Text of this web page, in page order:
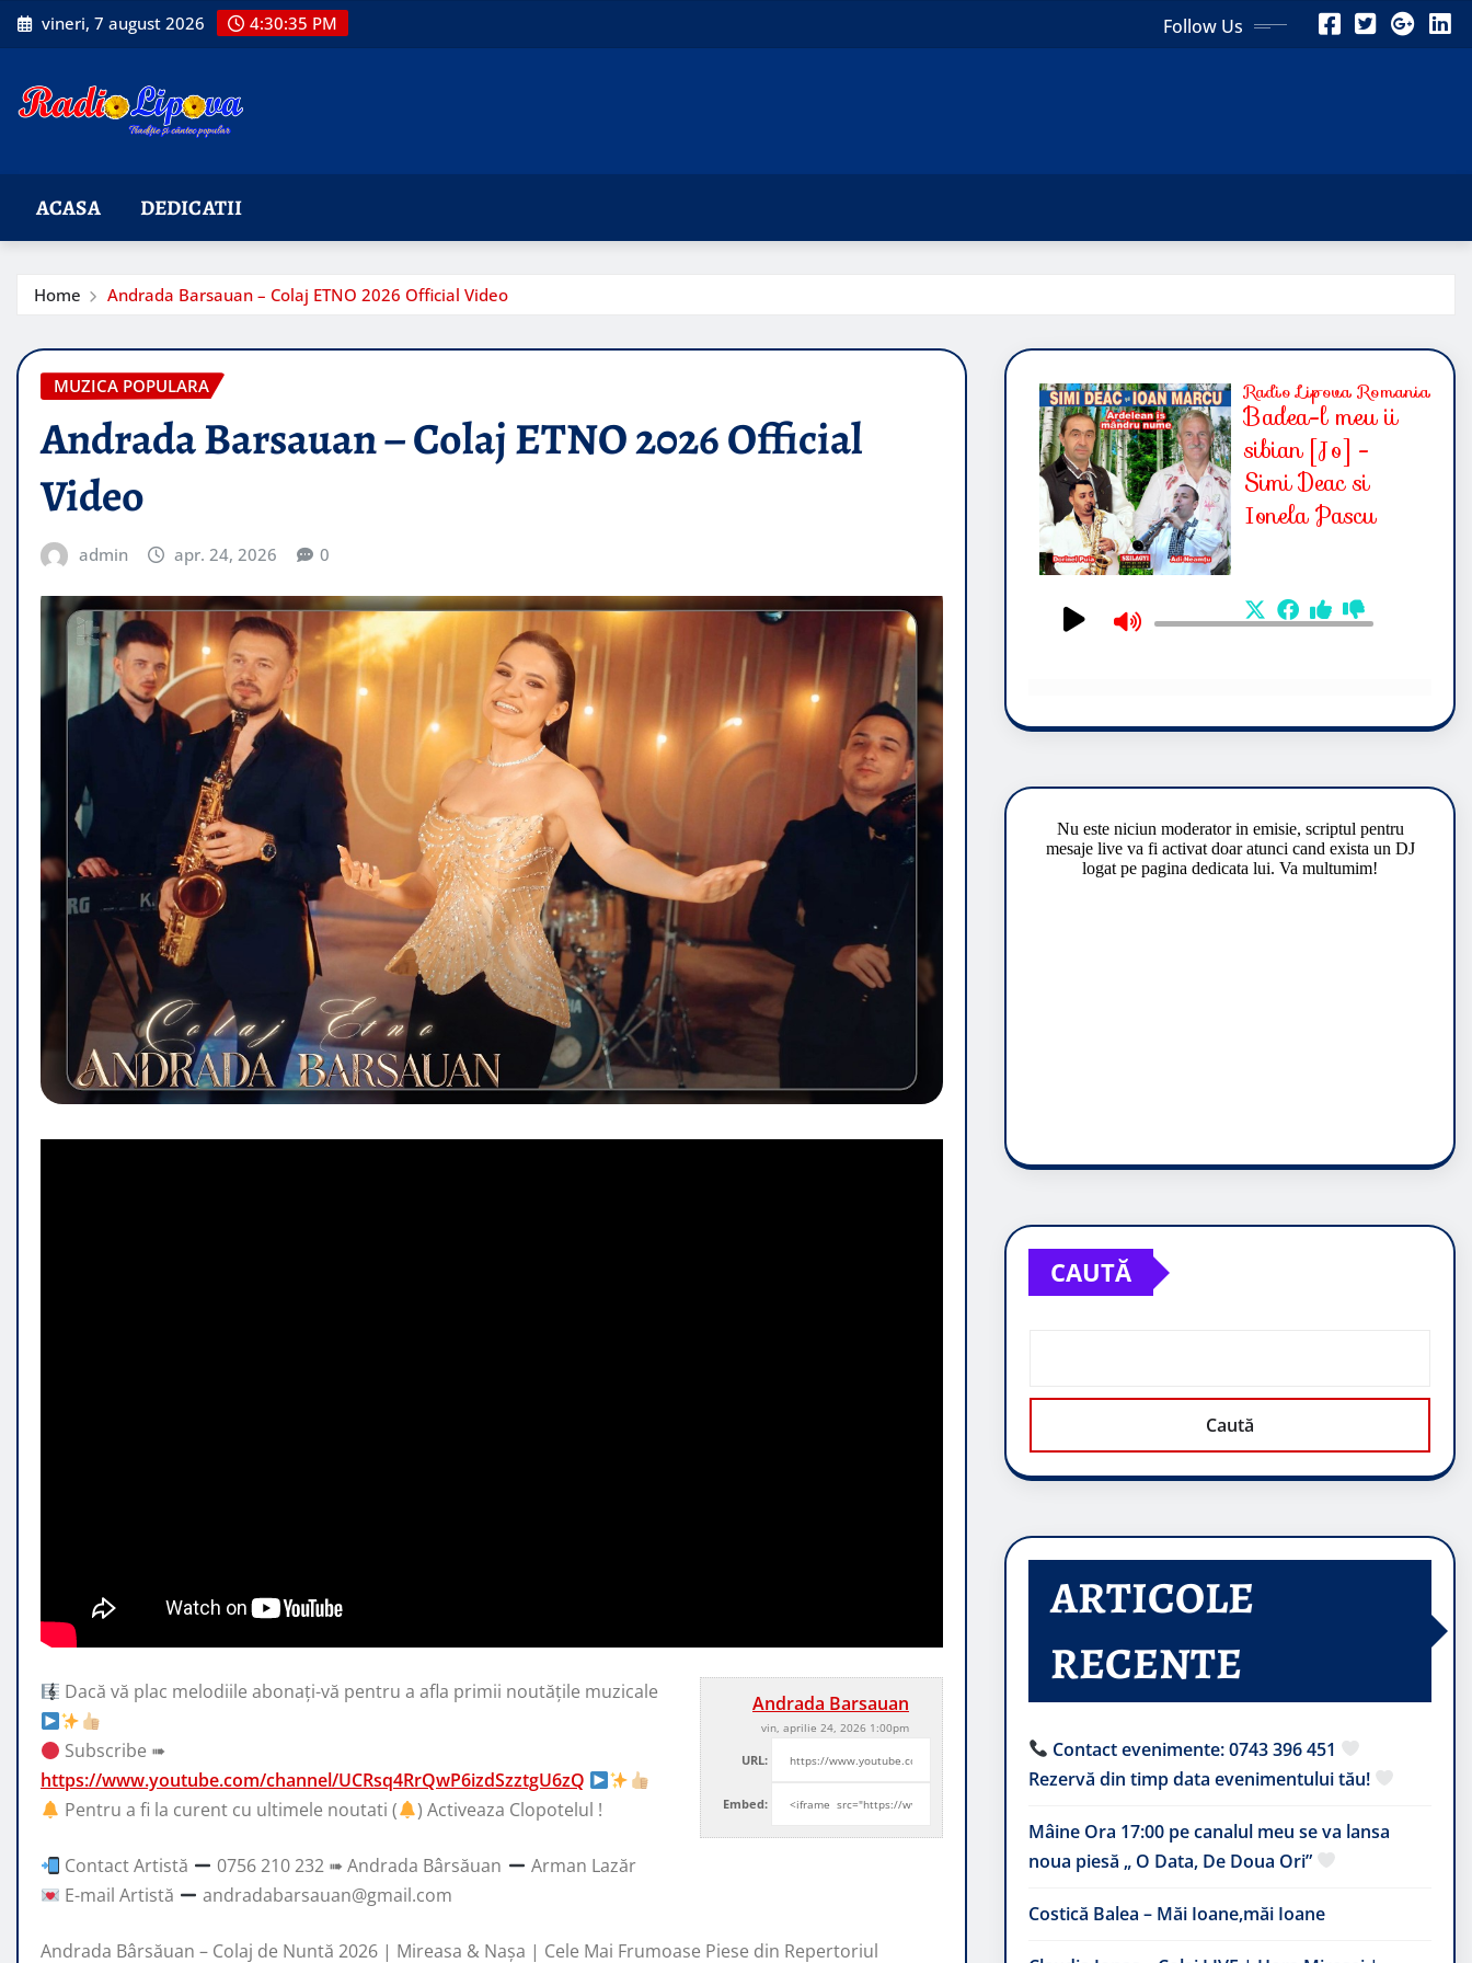
Skip
to
vineri, 7 august 2026 4:30:36 PM Follow Us
ACASA DEDICATII
Home Andrada Barsauan – Colaj ETNO 2026 Official Video
MUZICA POPULARA
Andrada Barsauan – Colaj ETNO 2026 Official
Video
admin apr. 24, 2026 0
Andrada Barsauan
vin, aprilie 24, 2026 1:00pm
URL:
Embed:
Dacă vă plac melodiile abonați-vă pentru a afla primii noutățile muzicale
Subscribe ➠
https://www.youtube.com/channel/UCRsq4RrQwP6izdSzztgU6zQ
Pentru a fi la curent cu ultimele noutati (
) Activeaza Clopotelul !
Contact Artistă 0756 210 232 ➠ Andrada Bârsăuan
Arman Lazăr
E-mail Artistă
andradabarsauan@gmail.com
Andrada Bârsăuan – Colaj de Nuntă 2026 | Mireasa & Nașa | Cele Mai Frumoase Piese din Repertoriul
CAUTĂ
Caută
ARTICOLE
RECENTE
Contact evenimente: 0743 396 451
Rezervă din timp data evenimentului tău!
Mâine Ora 17:00 pe canalul meu se va lansa
noua piesă „ O Data, De Doua Ori”
Costică Balea – Măi Ioane,măi Ioane